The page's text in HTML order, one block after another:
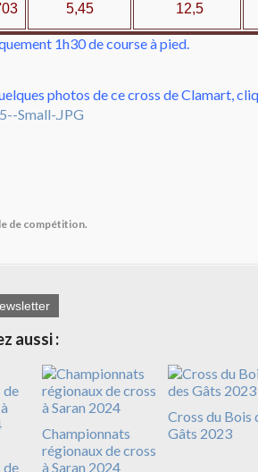
5,45 12,5
1h30 de course à pied.
photos de ce cross de Clamart,
de compétition.
aussi :
de
Championnats
régionaux de cross
à Saran 2024
Cross du Bois
Gâts 2023